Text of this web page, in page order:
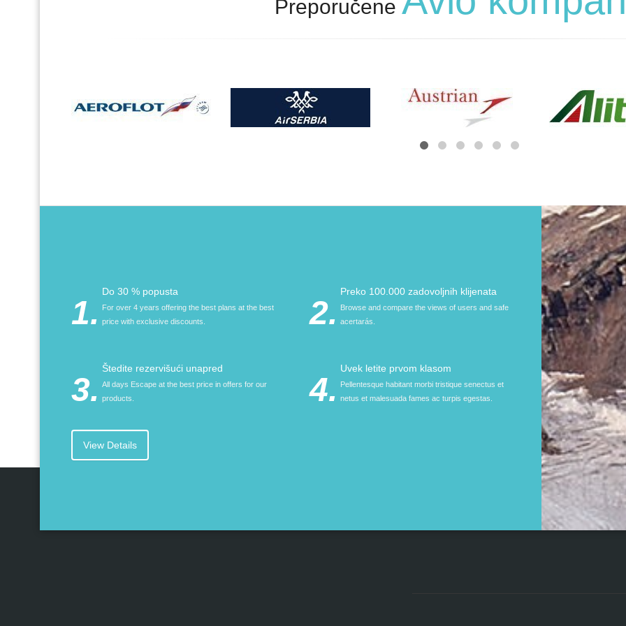
Preporučene
1.
Do 30 % popusta
For over 4 years offering the best plans at the best
price with exclusive discounts.
2.
Preko 100.000 zadovoljnih klijenata
Browse and compare the views of users and safe
acertarás.
3.
Štedite rezervišući unapred
All days Escape at the best price in offers for our
products.
4.
Uvek letite prvom klasom
Pellentesque habitant morbi tristique senectus et
netus et malesuada fames ac turpis egestas.
View Details